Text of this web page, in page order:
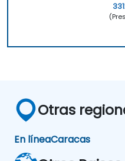
Otras
En líneaCaracas